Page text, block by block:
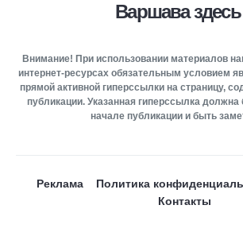
Варшава здесь
Внимание! При использовании материалов
интернет-ресурсах обязательным условием
прямой активной гиперссылки на страницу,
публикации. Указанная гиперссылка
начале публикации и быть
Реклама Политика
Контакты